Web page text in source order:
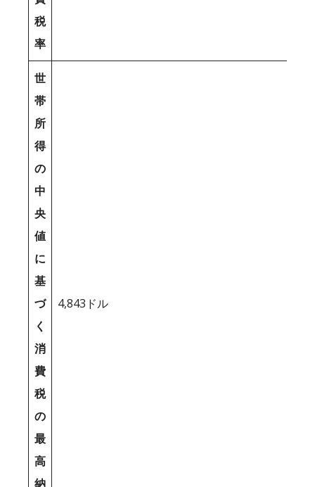
税
率
世
帯
所
得
の
中
央
値
に
基
づ
く
消
費
税
の
最
高
納
4,843ドル